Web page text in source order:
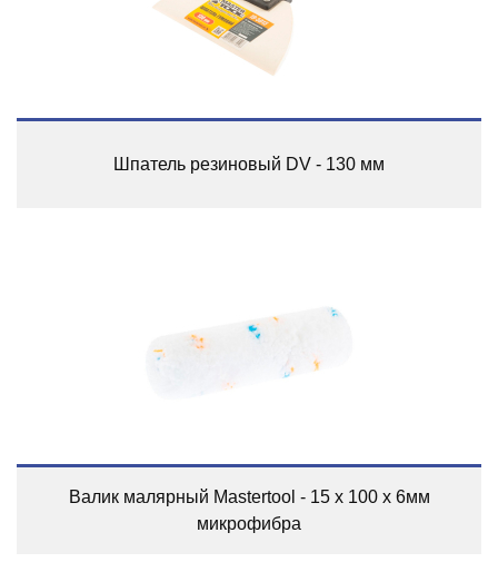
Шпатель резиновый DV - 130 мм
Валик малярный Mastertool - 15 х 100 x 6мм
микрофибра